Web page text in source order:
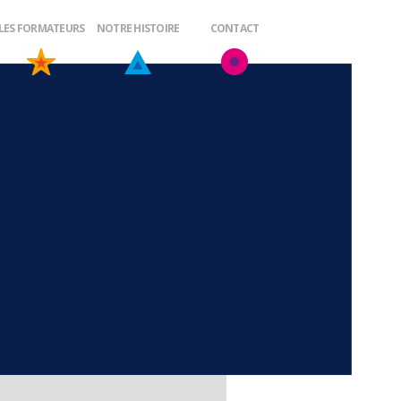
FORMATEURS NOTRE HISTOIRE CONTACT